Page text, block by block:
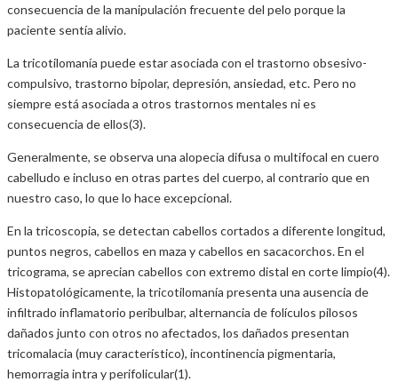
consecuencia de la manipulación frecuente del pelo porque la
paciente sentía alivio.
La tricotilomanía puede estar asociada con el trastorno obsesivo-
compulsivo, trastorno bipolar, depresión, ansiedad, etc. Pero no
siempre está asociada a otros trastornos mentales ni es
consecuencia de ellos(3).
Generalmente, se observa una alopecia difusa o multifocal en cuero
cabelludo e incluso en otras partes del cuerpo, al contrario que en
nuestro caso, lo que lo hace excepcional.
En la tricoscopia, se detectan cabellos cortados a diferente longitud,
puntos negros, cabellos en maza y cabellos en sacacorchos. En el
tricograma, se aprecian cabellos con extremo distal en corte limpio(4).
Histopatológicamente, la tricotilomanía presenta una ausencia de
infiltrado inflamatorio peribulbar, alternancia de folículos pilosos
dañados junto con otros no afectados, los dañados presentan
tricomalacia (muy característico), incontinencia pigmentaria,
hemorragia intra y perifolicular(1).